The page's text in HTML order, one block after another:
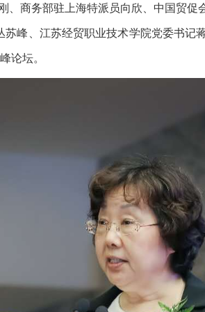
商务部驻上海特派员向欣、中国贸
峰、江苏经贸职业技术学院党委书记
论坛。